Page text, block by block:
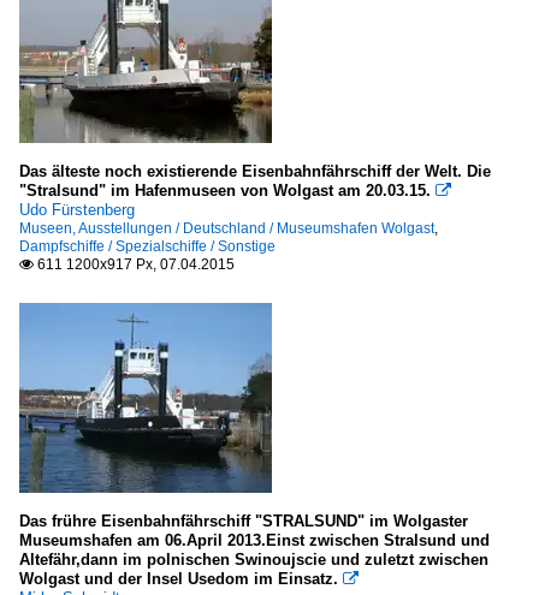
Das älteste noch existierende Eisenbahnfährschiff der Welt. Die
"Stralsund" im Hafenmuseen von Wolgast am 20.03.15. 
Udo Fürstenberg
Museen, Ausstellungen / Deutschland / Museumshafen Wolgast,
Dampfschiffe / Spezialschiffe / Sonstige
 611 1200x917 Px, 07.04.2015
Das frühre Eisenbahnfährschiff "STRALSUND" im Wolgaster
Museumshafen am 06.April 2013.Einst zwischen Stralsund und
Altefähr,dann im polnischen Swinoujscie und zuletzt zwischen
Wolgast und der Insel Usedom im Einsatz. 